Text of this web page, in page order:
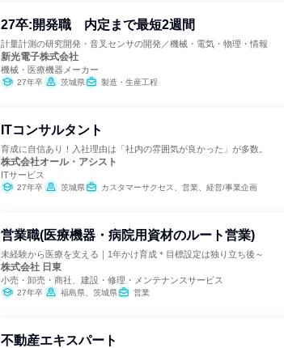
27卒:開発職 内定まで最短2週間
計量計測の研究開発・音叉センサの開発／機械・電気・物理・情報
新光電子株式会社
機械・医療機器メーカー
27年卒 茨城県 製造・生産工程
ITコンサルタント
育成に自信あり！入社理由は「社内の雰囲気が良かった」が多数。
株式会社オール・アシスト
ITサービス
27年卒 茨城県 カスタマーサクセス、営業、経営/事業企画
営業職(医療機器・病院用資材のルート営業)
未経験から医療を支える｜1年かけ育成＊目標設定は独り立ち後～
株式会社 日東
小売・卸売・商社、建設・修理・メンテナンスサービス
27年卒 福島県、茨城県 営業
不動産エキスパート